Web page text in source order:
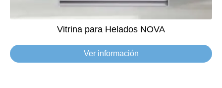
Vitrina para Helados NOVA
Ver información